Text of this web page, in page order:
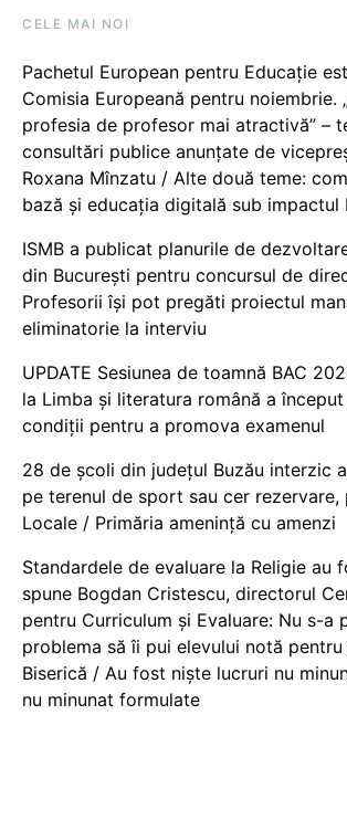
CELE MAI NOI
Pachetul European pentru Educație
Comisia Europeană pentru noiembrie.
profesia de profesor mai atractivă” –
consultări publice anunțate de
Roxana Mînzatu / Alte două teme:
bază și educația digitală sub impactul
ISMB a publicat planurile de
din București pentru concursul de
Profesorii își pot pregăti proiectul
eliminatorie la interviu
UPDATE Sesiunea de toamnă BAC
la Limba și literatura română a
condiții pentru a promova examenul
28 de școli din județul Buzău interzic
pe terenul de sport sau cer
Locale / Primăria amenință cu amenzi
Standardele de evaluare la Religie au
spune Bogdan Cristescu, directorul
pentru Curriculum și Evaluare: Nu s-a
problema să îi pui elevului notă
Biserică / Au fost niște lucruri nu
nu minunat formulate